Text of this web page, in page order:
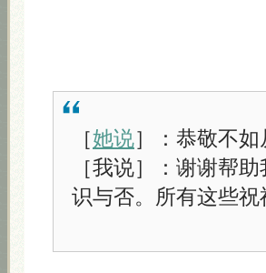
［她说］：恭敬不
［我说］：谢谢帮
识与否。所有这些